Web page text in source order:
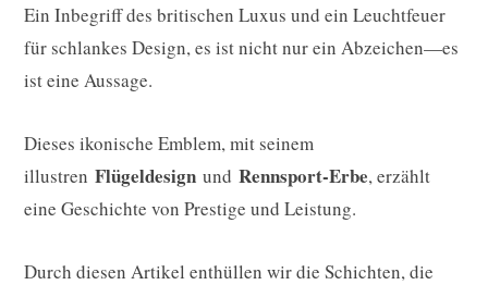
Ein Inbegriff des britischen Luxus und ein Leuchtfeuer
für schlankes Design, es ist nicht nur ein Abzeichen—es
ist eine Aussage.
Dieses ikonische Emblem, mit seinem
illustren Flügeldesign und Rennsport-Erbe, erzählt
eine Geschichte von Prestige und Leistung.
Durch diesen Artikel enthüllen wir die Schichten, die